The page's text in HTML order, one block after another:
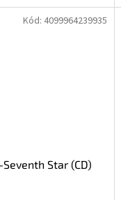
Star (CD)
Kód: 4099964239935